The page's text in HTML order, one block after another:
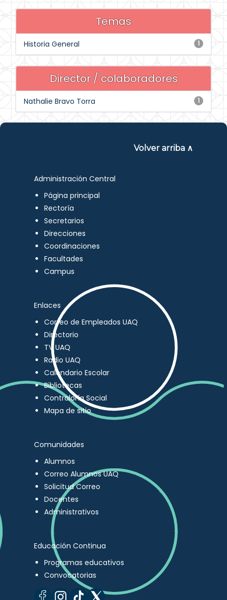
Temas
1
Historia General
Director / colaboradores
1
Nathalie Bravo Torra
Volver arriba ∧
Administración Central
Página principal
Rectoría
Secretarios
Direcciones
Coordinaciones
Facultades
Campus
Enlaces
Correo de Empleados UAQ
Directorio
TV UAQ
Radio UAQ
Calendario Escolar
Bibliotecas
Contraloría Social
Mapa de sitio
Comunidades
Alumnos
Correo Alumnos UAQ
Solicitud Correo
Docentes
Administrativos
Educación Continua
Programas educativos
Convocatorias